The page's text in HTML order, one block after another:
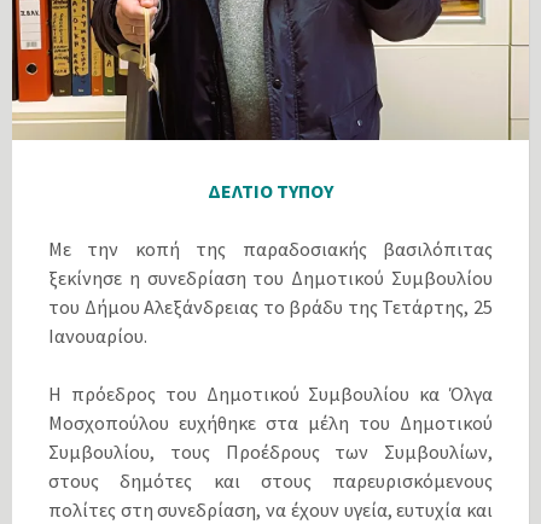
ΔΕΛΤΙΟ ΤΥΠΟΥ
Με την κοπή της παραδοσιακής βασιλόπιτας
ξεκίνησε η συνεδρίαση του Δημοτικού Συμβουλίου
του Δήμου Αλεξάνδρειας το βράδυ της Τετάρτης, 25
Ιανουαρίου.
Η πρόεδρος του Δημοτικού Συμβουλίου κα Όλγα
Μοσχοπούλου ευχήθηκε στα μέλη του Δημοτικού
Συμβουλίου, τους Προέδρους των Συμβουλίων,
στους δημότες και στους παρευρισκόμενους
πολίτες στη συνεδρίαση, να έχουν υγεία, ευτυχία και